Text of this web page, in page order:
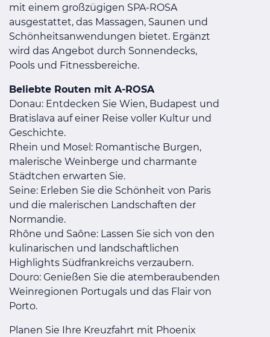
mit einem großzügigen SPA-ROSA
ausgestattet, das Massagen, Saunen und
Schönheitsanwendungen bietet. Ergänzt
wird das Angebot durch Sonnendecks,
Pools und Fitnessbereiche.
Beliebte Routen mit A-ROSA
Donau: Entdecken Sie Wien, Budapest und
Bratislava auf einer Reise voller Kultur und
Geschichte.
Rhein und Mosel: Romantische Burgen,
malerische Weinberge und charmante
Städtchen erwarten Sie.
Seine: Erleben Sie die Schönheit von Paris
und die malerischen Landschaften der
Normandie.
Rhône und Saône: Lassen Sie sich von den
kulinarischen und landschaftlichen
Highlights Südfrankreichs verzaubern.
Douro: Genießen Sie die atemberaubenden
Weinregionen Portugals und das Flair von
Porto.
Planen Sie Ihre Kreuzfahrt mit Phoenix